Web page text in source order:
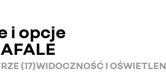
i opcje
(17)WIDOCZNOŚĆ I